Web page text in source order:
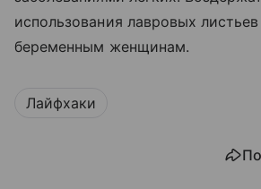
использования лавровых
беременным женщинам.
Лайфхаки